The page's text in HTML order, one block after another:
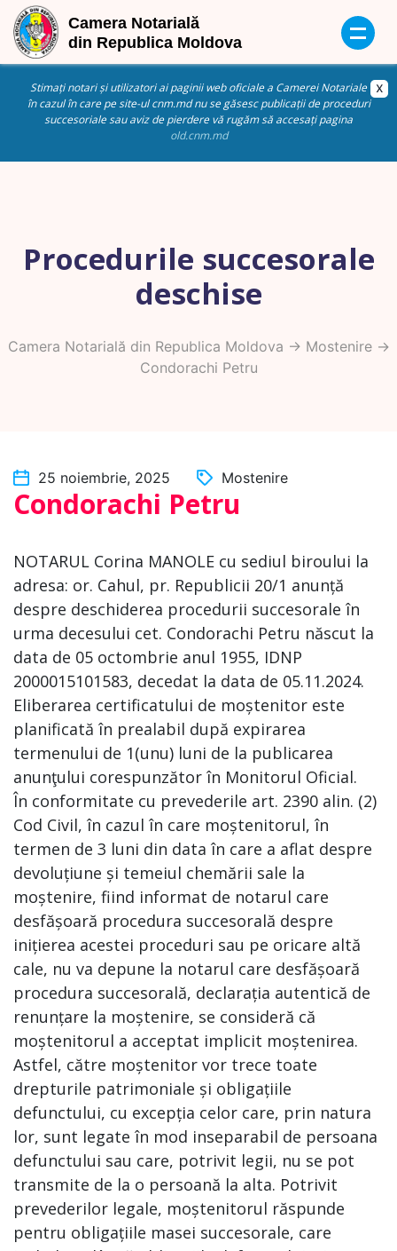
Stimați notari și utilizatori ai paginii web oficiale a Camerei Notariale
în cazul în care pe site-ul cnm.md nu se găsesc publicații de proceduri
succesoriale sau aviz de pierdere vă rugăm să accesați pagina
old.cnm.md
Procedurile succesorale
deschise
Camera Notarială din Republica Moldova -> Mostenire->
Condorachi Petru
25 noiembrie, 2025 Mostenire
Condorachi Petru
NOTARUL Corina MANOLE cu sediul biroului la
adresa: or. Cahul, pr. Republicii 20/1 anunță
despre deschiderea procedurii succesorale în
urma decesului cet. Condorachi Petru născut la
data de 05 octombrie anul 1955, IDNP
2000015101583, decedat la data de 05.11.2024.
Eliberarea certificatului de moștenitor este
planificată în prealabil după expirarea
termenului de 1(unu) luni de la publicarea
anunţului corespunzător în Monitorul Oficial.
În conformitate cu prevederile art. 2390 alin. (2)
Cod Civil, în cazul în care moștenitorul, în
termen de 3 luni din data în care a aflat despre
devoluțiune și temeiul chemării sale la
moștenire, fiind informat de notarul care
desfășoară procedura succesorală despre
inițierea acestei proceduri sau pe oricare altă
cale, nu va depune la notarul care desfășoară
procedura succesorală, declarația autentică de
renunțare la moștenire, se consideră că
moștenitorul a acceptat implicit moștenirea.
Astfel, către moștenitor vor trece toate
drepturile patrimoniale și obligațiile
defunctului, cu excepția celor care, prin natura
lor, sunt legate în mod inseparabil de persoana
defunctului sau care, potrivit legii, nu se pot
transmite de la o persoană la alta. Potrivit
prevederilor legale, moștenitorul răspunde
pentru obligațiile masei succesorale, care